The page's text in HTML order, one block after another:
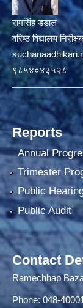
रामसिंह डडाल
वरिष्ठ विद्यालय
९८५४०४३५२८
Reports
Annual
Trimester
Public
Public Audit
Contact
Ramechhap
Phone: 048-